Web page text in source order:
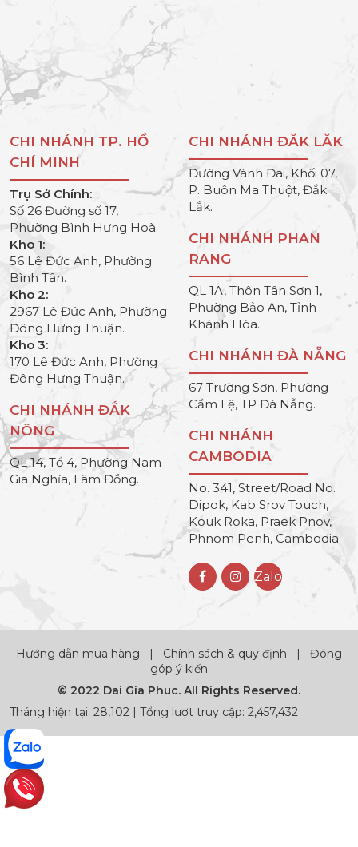
CHI NHÁNH TP. HỒ
CHÍ MINH
Trụ Sở Chính:
Số 26 Đường số 17,
Phường Bình Hưng Hoà.
Kho 1:
56 Lê Đức Anh, Phường
Bình Tân.
Kho 2:
2967 Lê Đức Anh, Phường
Đông Hưng Thuận.
Kho 3:
170 Lê Đức Anh, Phường
Đông Hưng Thuận.
CHI NHÁNH ĐẮK
NÔNG
QL 14, Tổ 4, Phường Nam
Gia Nghĩa, Lâm Đồng.
CHI NHÁNH ĐĂK LĂK
Đường Vành Đai, Khối 07,
P. Buôn Ma Thuột, Đắk
Lắk.
CHI NHÁNH PHAN
RANG
QL 1A, Thôn Tân Sơn 1,
Phường Bảo An, Tỉnh
Khánh Hòa.
CHI NHÁNH ĐÀ NẴNG
67 Trường Sơn, Phường
Cẩm Lệ, TP Đà Nẵng.
CHI NHÁNH
CAMBODIA
No. 341, Street/Road No.
Dipok, Kab Srov Touch,
Kouk Roka, Praek Pnov,
Phnom Penh, Cambodia
Zalo
Hướng dẫn mua hàng Chính sách & quy định
Đóng
góp ý kiến
© 2022 Dai Gia Phuc. All Rights Reserved.
Tháng hiện tại: 28,102 | Tổng lượt truy cập: 2,457,432